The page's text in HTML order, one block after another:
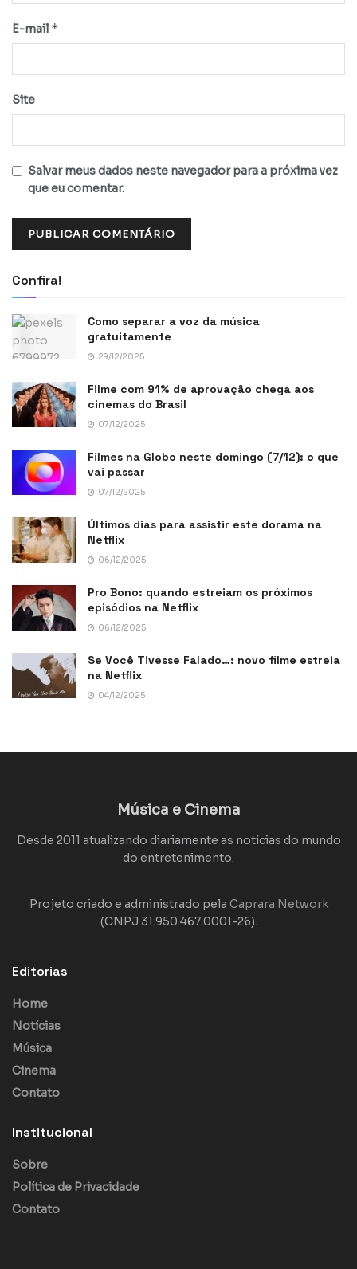
E-mail *
Site
Salvar meus dados neste navegador para a próxima vez
que eu comentar.
Confira!
Como separar a voz da música
gratuitamente
29/12/2025
Filme com 91% de aprovação chega aos
cinemas do Brasil
07/12/2025
Filmes na Globo neste domingo (7/12): o que
vai passar
07/12/2025
Últimos dias para assistir este dorama na
Netflix
06/12/2025
Pro Bono: quando estreiam os próximos
episódios na Netflix
06/12/2025
Se Você Tivesse Falado…: novo filme estreia
na Netflix
04/12/2025
Música e Cinema
Desde 2011 atualizando diariamente as notícias do mundo
do entretenimento.
Projeto criado e administrado pela Caprara Network
(CNPJ 31.950.467.0001-26).
Editorias
Home
Notícias
Música
Cinema
Contato
Institucional
Sobre
Política de Privacidade
Contato